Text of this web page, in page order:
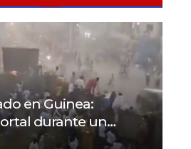
en Guinea:
durante un